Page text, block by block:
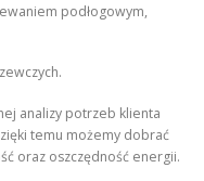
podłogowym,
analizy potrzeb klienta
temu możemy dobrać
oraz oszczędność energii.